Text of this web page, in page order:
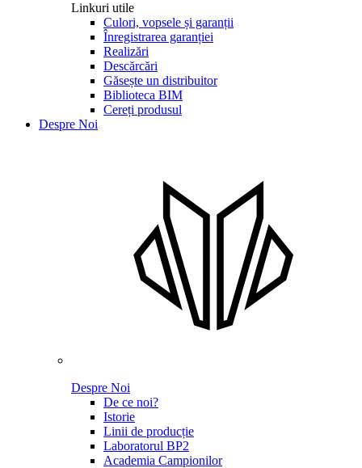
Linkuri utile
Culori, vopsele și garanții
Înregistrarea garanției
Realizări
Descărcări
Găsește un distribuitor
Biblioteca BIM
Cereți produsul
Despre Noi
Despre Noi
De ce noi?
Istorie
Linii de producție
Laboratorul BP2
Academia Campionilor